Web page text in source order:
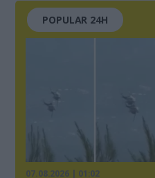
POPULAR 24H
07.08.2026 | 01:02